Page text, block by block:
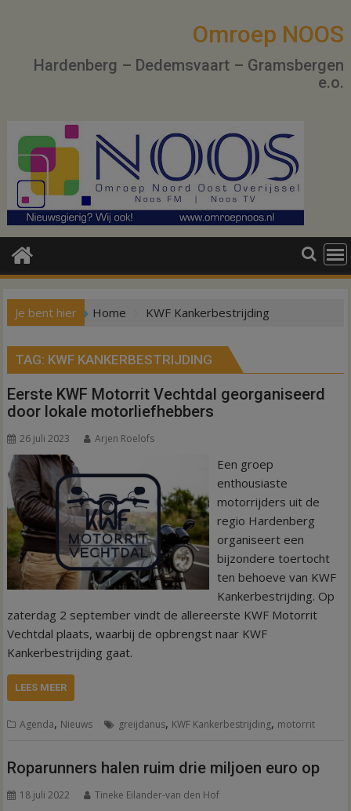
Omroep NOOS
Hardenberg – Dedemsvaart – Gramsbergen
e.o.
Je bent hier Home KWF Kankerbestrijding
TAG: KWF KANKERBESTRIJDING
Eerste KWF Motorrit Vechtdal georganiseerd
door lokale motorliefhebbers
26 juli 2023 Arjen Roelofs
Een groep
enthousiaste
motorrijders uit de
regio Hardenberg
organiseert een
bijzondere toertocht
ten behoeve van KWF
Kankerbestrijding. Op
zaterdag 2 september vindt de allereerste KWF Motorrit
Vechtdal plaats, waarbij de opbrengst naar KWF
Kankerbestrijding gaat.
LEES MEER
Agenda, Nieuws greijdanus, KWF Kankerbestrijding, motorrit
Roparunners halen ruim drie miljoen euro op
18 juli 2022 Tineke Eilander-van den Hof